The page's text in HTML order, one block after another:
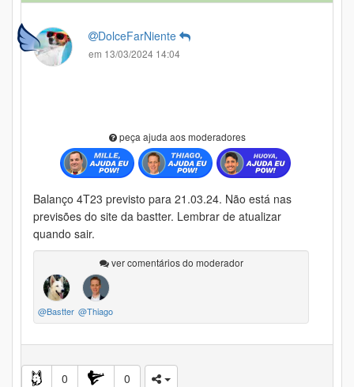
DolceFarNiente
em 13/03/2024 14:04
peça ajuda aos moderadores
Balanço 4T23 previsto para 21.03.24. Não está nas
previsões do site da bastter. Lembrar de atualizar
quando sair.
ver comentários do moderador
@Bastter @Thiago
0
0